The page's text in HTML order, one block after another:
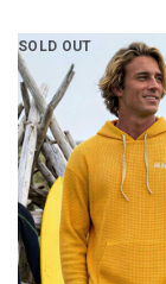
SOLD OUT